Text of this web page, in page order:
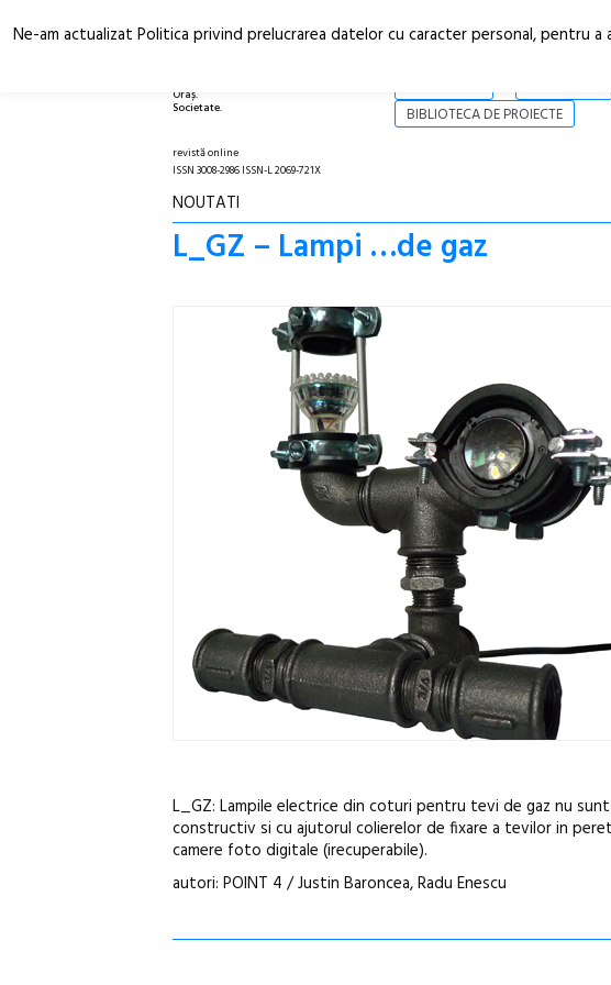
Oraș.
Societate.
BIBLIOTECA DE PROIECTE
revistă online
ISSN 3008-2986 ISSN-L 2069-721X
NOUTATI
L_GZ – Lampi …de gaz
L_GZ: Lampile electrice din coturi pentru tevi de gaz nu
constructiv si cu ajutorul colierelor de fixare a tevilor in
camere foto digitale (irecuperabile).
autori: POINT 4 / Justin Baroncea, Radu Enescu
Ne-am actualizat Politica privind prelucrarea datelor cu caracter personal, pentru